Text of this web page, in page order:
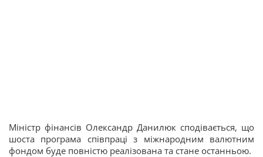
Міністр фінансів Олександр Данилюк сподівається, що
шоста програма співпраці з міжнародним валютним
фондом буде повністю реалізована та стане останньою.